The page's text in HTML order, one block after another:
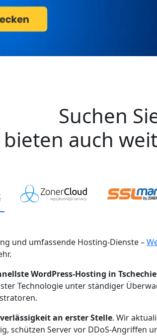
Suchen
auch
und umfassende Hosting-Dienste –
WordPress-Hosting in
Technologie unter ständiger
an erster Stelle. Wir
schützen Server vor DDoS-Angriffen